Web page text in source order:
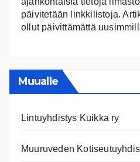
päivitetään linkkilistoja.
ollut päivittämättä
Muualle
Lintuyhdistys Kuikka ry
Muuruveden